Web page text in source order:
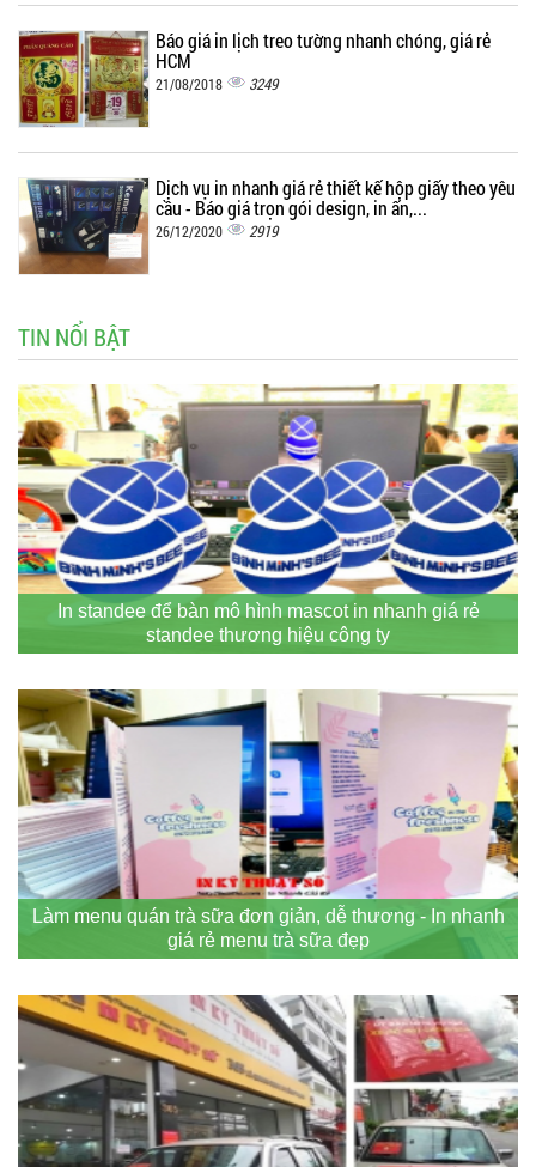
Báo giá in lịch treo tường nhanh chóng, giá rẻ
HCM
21/08/2018 3249
Dịch vụ in nhanh giá rẻ thiết kế hộp giấy theo yêu
cầu - Báo giá trọn gói design, in ấn,...
26/12/2020 2919
TIN NỔI BẬT
In standee để bàn mô hình mascot in nhanh giá rẻ
standee thương hiệu công ty
Làm menu quán trà sữa đơn giản, dễ thương - In nhanh
giá rẻ menu trà sữa đẹp